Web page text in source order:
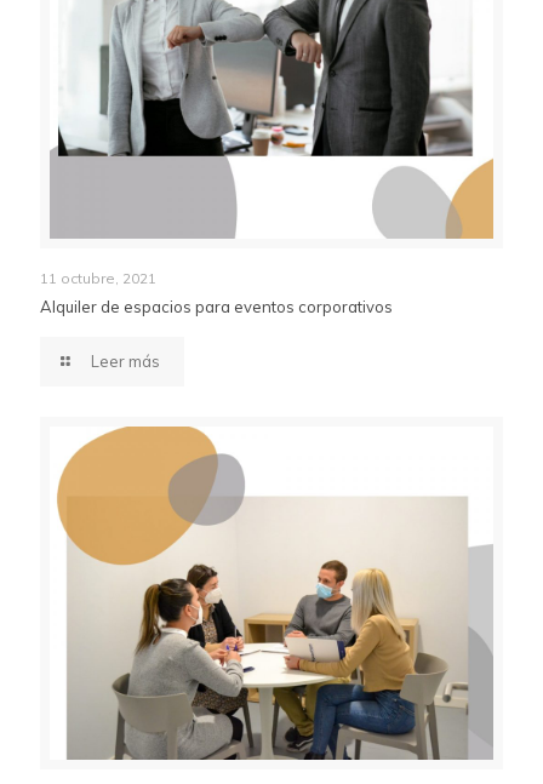
11 octubre, 2021
Alquiler de espacios para eventos corporativos
Leer más